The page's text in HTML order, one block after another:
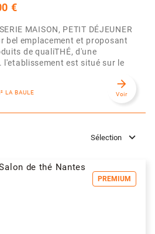
€
MAISON, PETIT DÉJEUNER
bel emplacement et proposant
de qualiTHÉ, d'une
l'etablissement est situé sur le
LA BAULE
arrow_forward
Voir
Sélection
PREMIUM